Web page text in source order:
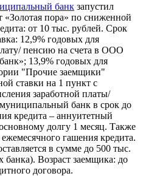
банк запустил
«Золотая пора» по сниженной
от 10 тыс. рублей. Срок
12,9% годовых для
пенсию на счета в ООО
13,9% годовых для
"Прочие заемщики"
ставки на 1 пункт с
заработной платы/
банк в срок до
кредита – аннуитетный
долгу 1 месяц. Также
гашения кредита.
в сумме до 500 тыс.
банка). Возраст заемщика: до
договора.